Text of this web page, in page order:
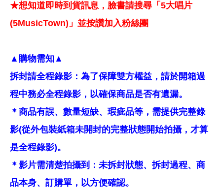
★想知道即時到貨訊息，臉書請搜尋「5大唱片
(5MusicTown)」並按讚加入粉絲團
▲購物需知▲
拆封請全程錄影：為了保障雙方權益，請於開箱過
程中務必全程錄影，以確保商品是否有遺漏。
＊商品有誤、數量短缺、瑕疵品等，需提供完整錄
影(從外包裝紙箱未開封的完整狀態開始拍攝，才算
是全程錄影)。
＊影片需清楚拍攝到：未拆封狀態、拆封過程、商
品本身、訂購單，以方便確認。